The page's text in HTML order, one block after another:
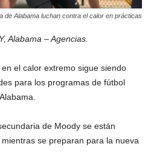
de Alabama luchan contra el calor en prácticas
Alabama – Agencias.
el calor extremo sigue siendo
para los programas de fútbol
de Moody se están
se preparan para la nueva